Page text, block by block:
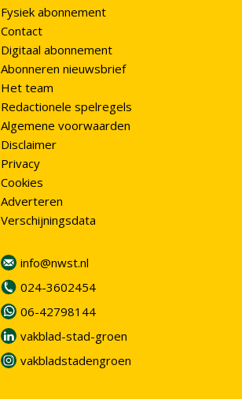
Fysiek abonnement
Contact
Digitaal abonnement
Abonneren nieuwsbrief
Het team
Redactionele spelregels
Algemene voorwaarden
Disclaimer
Privacy
Cookies
Adverteren
Verschijningsdata
info@nwst.nl
024-3602454
06-42798144
vakblad-stad-groen
vakbladstadengroen